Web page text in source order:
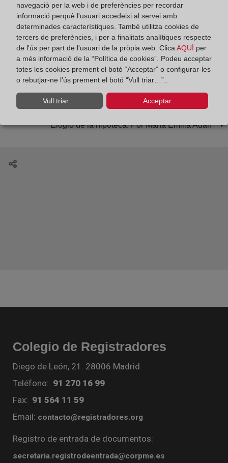
Beatriz Corredor y Sergio Nasarre dialogan sobre
la crisis de la vivienda. Por Diego Vigil
Elogio de la hipoteca. Por María Emilia Adán
Colegio de Registradores
Diego de León, 21. 28006 Madrid
Teléfono: 91 270 16 99
Fax: 91 564 11 59
Email: contacto@registradores.org
Registro de entrada de documentos:
secretaria.registrodeentrada@corpme.es
navegació per la web i de preferències per recordar
informació perquè l'usuari accedeixi al servei amb
determinades característiques. També utilitza cookies de
tercers de preferències, i per a finalitats analítiques respecte
de l'ús per part de l'usuari de la pròpia web. ClicaAQUÍ per
a més informació de la “Política de cookies”. Podeu acceptar
totes les cookies prement el botó “Acceptar” o configurar-les
o rebutjar-ne l'ús prement el botó “Vull triar…”..
Vull triar.... Acceptar